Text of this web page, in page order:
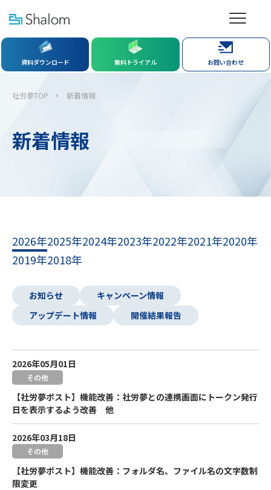
資料ダウンロード 無料トライアル お問い合わせ
社労夢TOP 新着情報
新着情報
2026年2025年2024年2023年2022年2021年2020年
2019年2018年
お知らせ
キャンペーン情報
アップデート情報
開催結果報告
2026年05月01日
その他
【社労夢ポスト】機能改善：社労夢との連携画面にトークン発行
日を表示するよう改善 他
2026年03月18日
その他
【社労夢ポスト】機能改善：フォルダ名、ファイル名の文字数制
限変更